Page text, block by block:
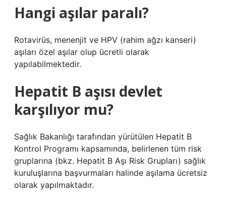
Hangi aşılar paralı?
Rotavirüs, menenjit ve HPV (rahim ağzı kanseri)
aşıları özel aşılar olup ücretli olarak
yapılabilmektedir.
Hepatit B aşısı devlet
karşılıyor mu?
Sağlık Bakanlığı tarafından yürütülen Hepatit B
Kontrol Programı kapsamında, belirlenen tüm risk
gruplarına (bkz. Hepatit B Aşı Risk Grupları) sağlık
kuruluşlarına başvurmaları halinde aşılama ücretsiz
olarak yapılmaktadır.